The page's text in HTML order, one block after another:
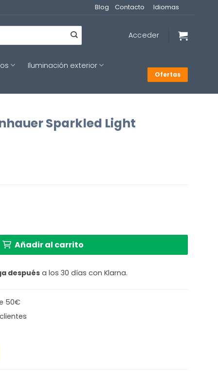
Blog Contacto Idiomas
Acceder
Iluminación exterior
Ofertas
Sparkled Light
abierta bambú brazo negro Steinhauer Sparkled
Añadir al carrito
después a los 30 días con Klarna.
50€